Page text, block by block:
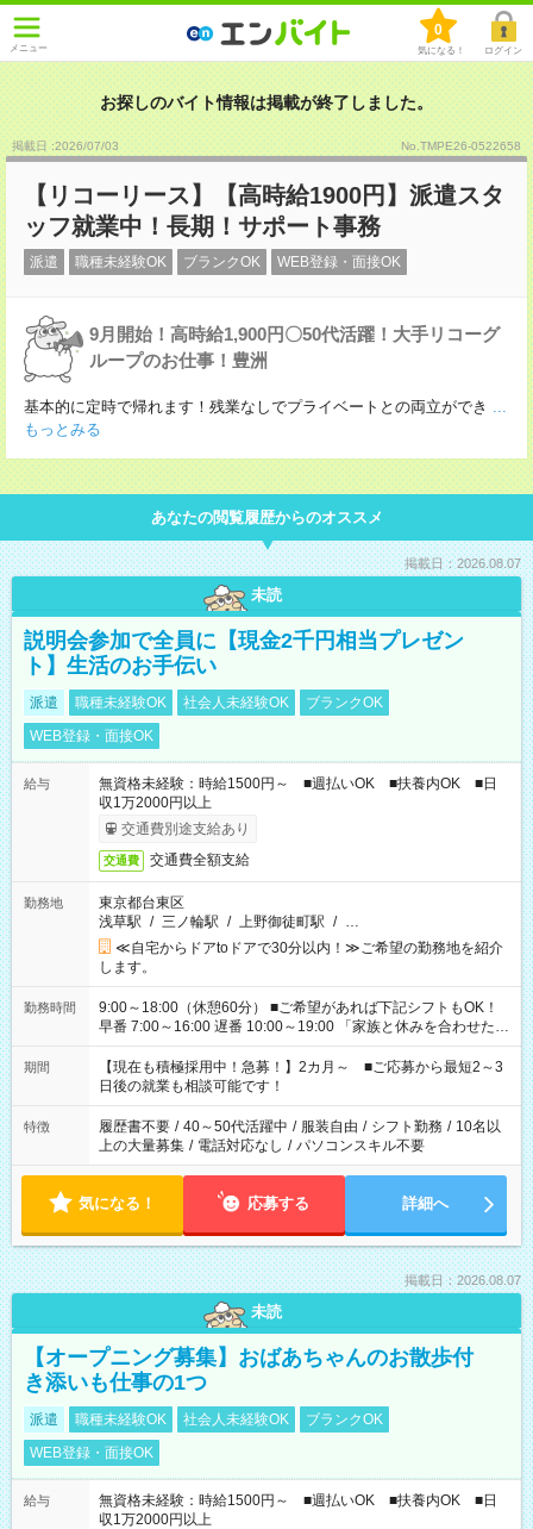
メニュー
0
気になる！ ログイン
お探しのバイト情報は掲載が終了しました。
掲載日 :2026/07/03 No.TMPE26-0522658
【リコーリース】【高時給1900円】派遣スタ
ッフ就業中！長期！サポート事務
派遣 職種未経験OK ブランクOK WEB登録・面接OK
9月開始！高時給1,900円〇50代活躍！大手リコーグ
ループのお仕事！豊洲
基本的に定時で帰れます！残業なしでプライベートとの両立ができ ...
もっとみる
あなたの閲覧履歴からのオススメ
掲載日：2026.08.07
未読
説明会参加で全員に【現金2千円相当プレゼン
ト】生活のお手伝い
派遣 職種未経験OK 社会人未経験OK
ブランクOK
WEB登録・面接OK
給与
無資格未経験：時給1500円～ ■週払いOK ■扶養内OK ■日
収1万2000円以上
交通費別途支給あり
交通費 交通費全額支給
勤務地
東京都台東区
浅草駅 / 三ノ輪駅 / 上野御徒町駅 / …
≪自宅からドアtoドアで30分以内！≫ご希望の勤務地を紹介
します。
勤務時間
9:00～18:00（休憩60分） ■ご希望があれば下記シフトもOK！
早番 7:00～16:00 遅番 10:00～19:00 「家族と休みを合わせた
い」 「余裕を持って夕飯の準備がしたい」 「できれば残業はし
たくない」 など、ご希望を教えてくださいね。 ※Wワーク希望
の方へ 今ご覧のお仕事で希望する勤務時間と、もう1つのお仕事
の勤務時間。 合計で週40時間を超える場合は応募できません。
期間
【現在も積極採用中！急募！】2カ月～ ■ご応募から最短2～3
日後の就業も相談可能です！
特徴 履歴書不要 / 40～50代活躍中 / 服装自由 / シフト勤務 / 10名以
上の大量募集 / 電話対応なし / パソコンスキル不要
気になる！ 応募する 詳細へ
掲載日：2026.08.07
未読
【オープニング募集】おばあちゃんのお散歩付
き添いも仕事の1つ
派遣 職種未経験OK 社会人未経験OK
ブランクOK
WEB登録・面接OK
給与
無資格未経験：時給1500円～ ■週払いOK ■扶養内OK ■日
収1万2000円以上